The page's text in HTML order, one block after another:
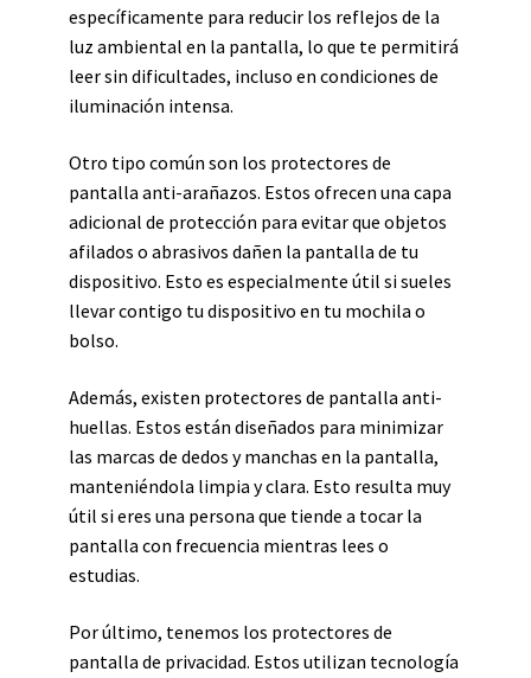
específicamente para reducir los reflejos de la
luz ambiental en la pantalla, lo que te permitirá
leer sin dificultades, incluso en condiciones de
iluminación intensa.
Otro tipo común son los protectores de
pantalla anti-arañazos. Estos ofrecen una capa
adicional de protección para evitar que objetos
afilados o abrasivos dañen la pantalla de tu
dispositivo. Esto es especialmente útil si sueles
llevar contigo tu dispositivo en tu mochila o
bolso.
Además, existen protectores de pantalla anti-
huellas. Estos están diseñados para minimizar
las marcas de dedos y manchas en la pantalla,
manteniéndola limpia y clara. Esto resulta muy
útil si eres una persona que tiende a tocar la
pantalla con frecuencia mientras lees o
estudias.
Por último, tenemos los protectores de
pantalla de privacidad. Estos utilizan tecnología